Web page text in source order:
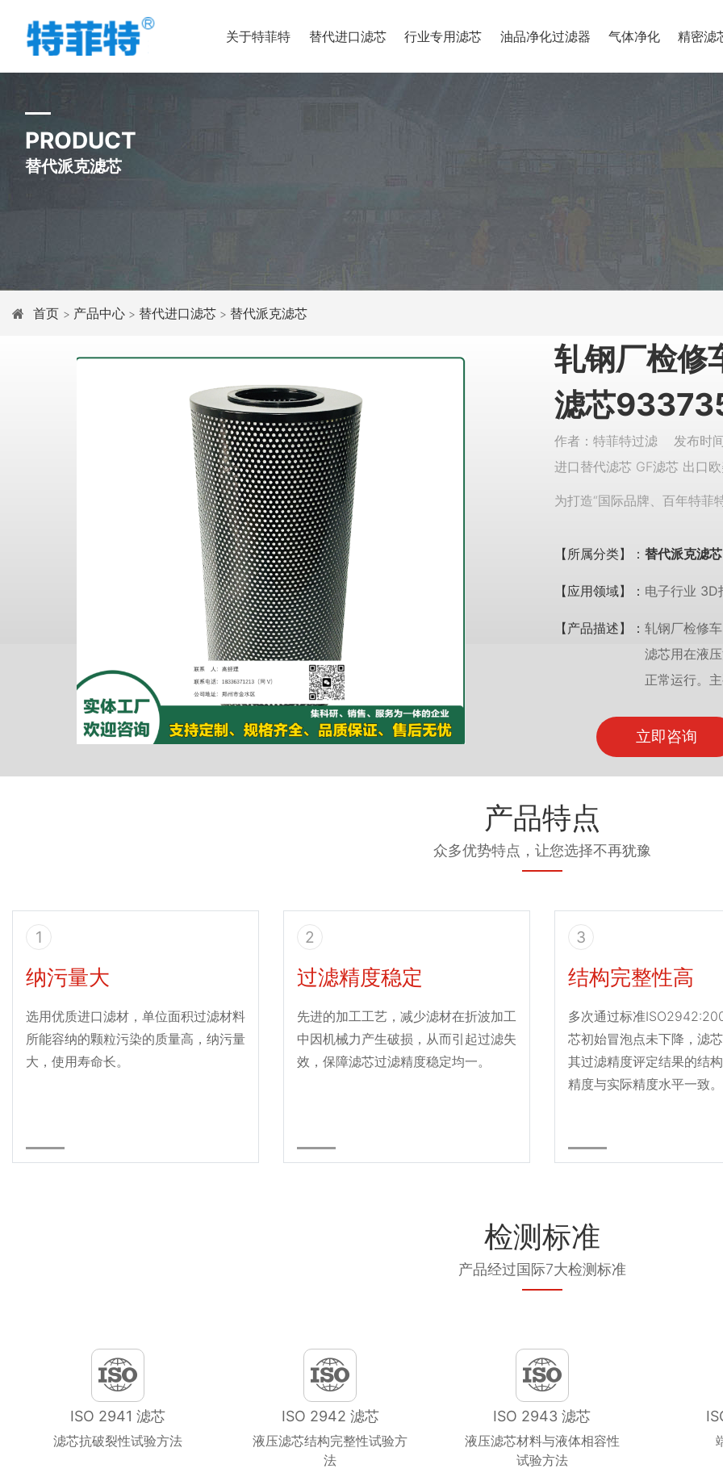
关于特菲特 替代进口滤芯 行业专用滤芯 油品净化过滤器 气体净化 精密滤
PRODUCT
替代派克滤芯
首页 > 产品中心 > 替代进口滤芯 > 替代派克滤芯
轧钢厂检修
滤芯
作者：特菲特过滤 发布时
进口替代滤芯 GF滤芯 出口
为打造“国际品牌、百年特菲
【所属分类】： 替代派克滤芯
【应用领域】： 电子行业 3D
【产品描述】： 轧钢厂检修
滤芯用在液
正常运行。
立即咨询
产品特点
众多优势特点，让您选择不再犹豫
1
纳污量大
选用优质进口滤材，单位面积过滤材料
所能容纳的颗粒污染的质量高，纳污量
大，使用寿命长。
2
过滤精度稳定
先进的加工工艺，减少滤材在折波加工
中因机械力产生破损，从而引起过滤失
效，保障滤芯过滤精度稳定均一。
3
结构完整性高
多次通过标准
芯初始冒泡点未下降，滤
其过滤精度评定结果的结
精度与实际精度水平一致。
检测标准
产品经过国际7大检测标准
ISO 2941 滤芯
滤芯抗破裂性试验方法
ISO 2942 滤芯
液压滤芯结构完整性试验方
法
ISO 2943 滤芯
液压滤芯材料与液体相容性
试验方法